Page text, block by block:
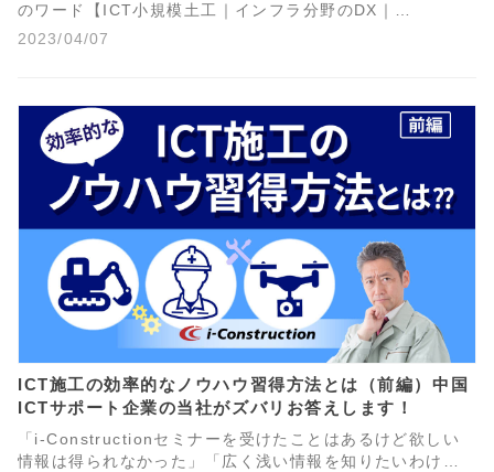
のワード【ICT小規模土工｜インフラ分野のDX｜
BIM/CIM】をもとに、昨年度（令和４年度）の建設業界を
2023/04/07
ICT施工の効率的なノウハウ習得方法とは（前編）中国
ICTサポート企業の当社がズバリお答えします！
「i-Constructionセミナーを受けたことはあるけど欲しい
情報は得られなかった」「広く浅い情報を知りたいわけじ